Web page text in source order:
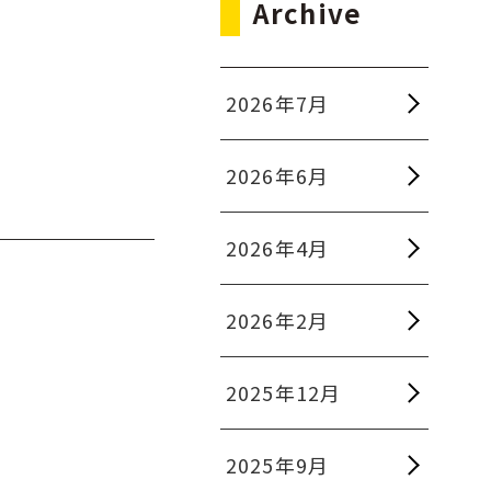
Archive
2026年7月
2026年6月
2026年4月
2026年2月
2025年12月
2025年9月